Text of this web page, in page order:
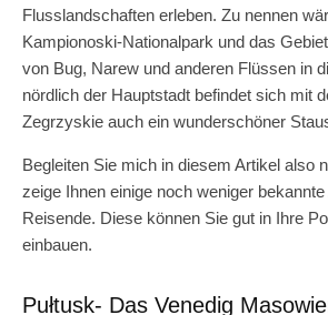
Flusslandschaften erleben. Zu nennen
Kampionoski-Nationalpark und das
von Bug, Narew und anderen Flüssen in
nördlich der Hauptstadt befindet sich mit
Zegrzyskie auch ein wunderschöner
Begleiten Sie mich in diesem Artikel also
zeige Ihnen einige noch weniger
Reisende. Diese können Sie gut in Ihre
einbauen.
Pułtusk- Das Venedig